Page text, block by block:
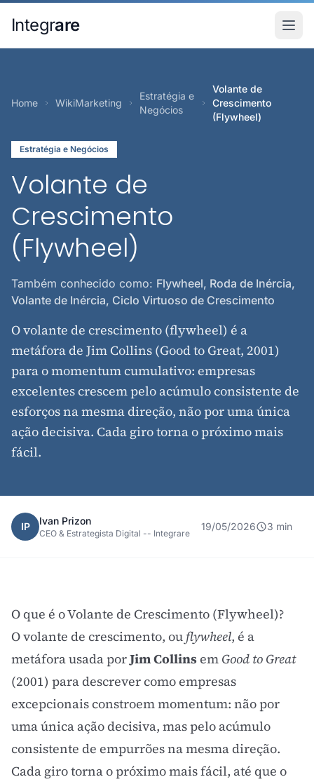
Integrare
Home WikiMarketing
Estratégia e
Negócios
Volante de
Crescimento
(Flywheel)
Estratégia e Negócios
Volante de
Crescimento
(Flywheel)
Também conhecido como: Flywheel, Roda de Inércia,
Volante de Inércia, Ciclo Virtuoso de Crescimento
O volante de crescimento (flywheel) é a
metáfora de Jim Collins (Good to Great, 2001)
para o momentum cumulativo: empresas
excelentes crescem pelo acúmulo consistente de
esforços na mesma direção, não por uma única
ação decisiva. Cada giro torna o próximo mais
fácil.
IP Ivan Prizon
CEO & Estrategista Digital -- Integrare
19/05/2026 3 min
O que é o Volante de Crescimento (Flywheel)?
O volante de crescimento, ouflywheel, é a
metáfora usada porJim Collins em Good to Great
(2001) para descrever como empresas
excepcionais constroem momentum: não por
uma única ação decisiva, mas pelo acúmulo
consistente de empurrões na mesma direção.
Cada giro torna o próximo mais fácil, até que o